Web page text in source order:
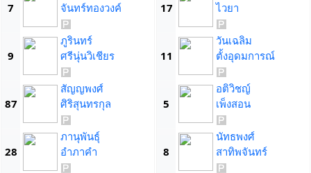
7
จันทร์ทองวงค์
9
ภูรินทร์
ศรีนุ่นวิเชียร
87
สัญญพงศ์
ศิริสุนทรกุล
28
ภานุพันธุ์
อำภาคำ
17
ไวยา
11
วันเฉลิม
ตั้งอุดมการณ์
5
อติวิชญ์
เพ็งสอน
8
นัทธพงศ์
สาทิพจันทร์